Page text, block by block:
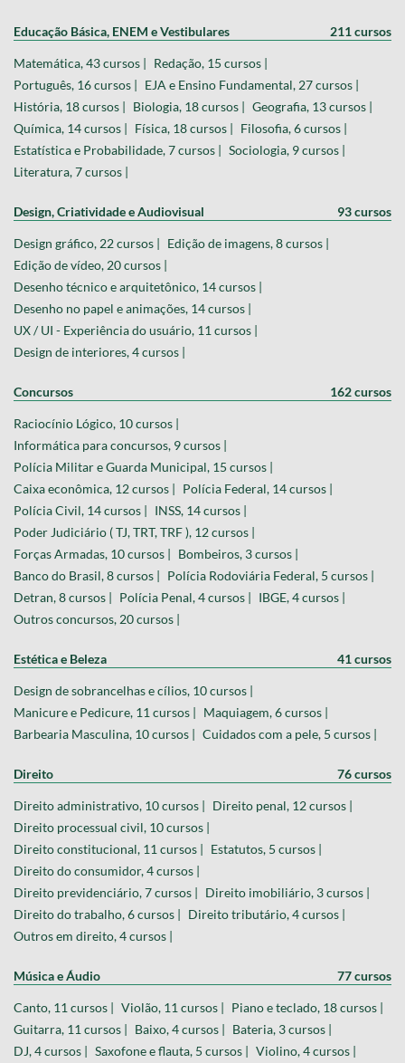
Educação Básica, ENEM e Vestibulares 211 cursos
Matemática, 43 cursos | Redação, 15 cursos |
Português, 16 cursos | EJA e Ensino Fundamental, 27 cursos |
História, 18 cursos | Biologia, 18 cursos | Geografia, 13 cursos |
Química, 14 cursos | Física, 18 cursos | Filosofia, 6 cursos |
Estatística e Probabilidade, 7 cursos | Sociologia, 9 cursos |
Literatura, 7 cursos |
Design, Criatividade e Audiovisual 93 cursos
Design gráfico, 22 cursos | Edição de imagens, 8 cursos |
Edição de vídeo, 20 cursos |
Desenho técnico e arquitetônico, 14 cursos |
Desenho no papel e animações, 14 cursos |
UX / UI - Experiência do usuário, 11 cursos |
Design de interiores, 4 cursos |
Concursos 162 cursos
Raciocínio Lógico, 10 cursos |
Informática para concursos, 9 cursos |
Polícia Militar e Guarda Municipal, 15 cursos |
Caixa econômica, 12 cursos | Polícia Federal, 14 cursos |
Polícia Civil, 14 cursos | INSS, 14 cursos |
Poder Judiciário ( TJ, TRT, TRF ), 12 cursos |
Forças Armadas, 10 cursos | Bombeiros, 3 cursos |
Banco do Brasil, 8 cursos | Polícia Rodoviária Federal, 5 cursos |
Detran, 8 cursos | Polícia Penal, 4 cursos | IBGE, 4 cursos |
Outros concursos, 20 cursos |
Estética e Beleza 41 cursos
Design de sobrancelhas e cílios, 10 cursos |
Manicure e Pedicure, 11 cursos | Maquiagem, 6 cursos |
Barbearia Masculina, 10 cursos | Cuidados com a pele, 5 cursos |
Direito 76 cursos
Direito administrativo, 10 cursos | Direito penal, 12 cursos |
Direito processual civil, 10 cursos |
Direito constitucional, 11 cursos | Estatutos, 5 cursos |
Direito do consumidor, 4 cursos |
Direito previdenciário, 7 cursos | Direito imobiliário, 3 cursos |
Direito do trabalho, 6 cursos | Direito tributário, 4 cursos |
Outros em direito, 4 cursos |
Música e Áudio 77 cursos
Canto, 11 cursos | Violão, 11 cursos | Piano e teclado, 18 cursos |
Guitarra, 11 cursos | Baixo, 4 cursos | Bateria, 3 cursos |
DJ, 4 cursos | Saxofone e flauta, 5 cursos | Violino, 4 cursos |